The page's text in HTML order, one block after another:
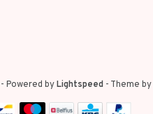
- Powered byLightspeed - Theme by